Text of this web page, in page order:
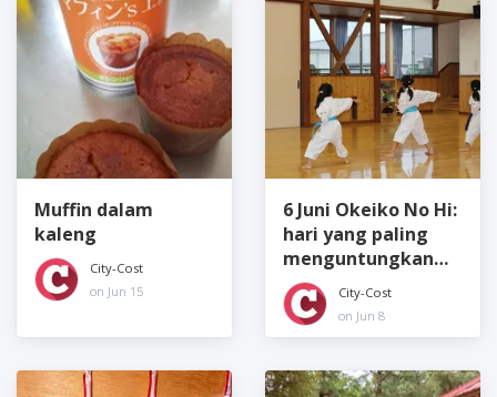
Muffin dalam
kaleng
City-Cost
on Jun 15
6 Juni Okeiko No Hi:
hari yang paling
menguntungkan
untuk memulai seni
Jepang
City-Cost
on Jun 8